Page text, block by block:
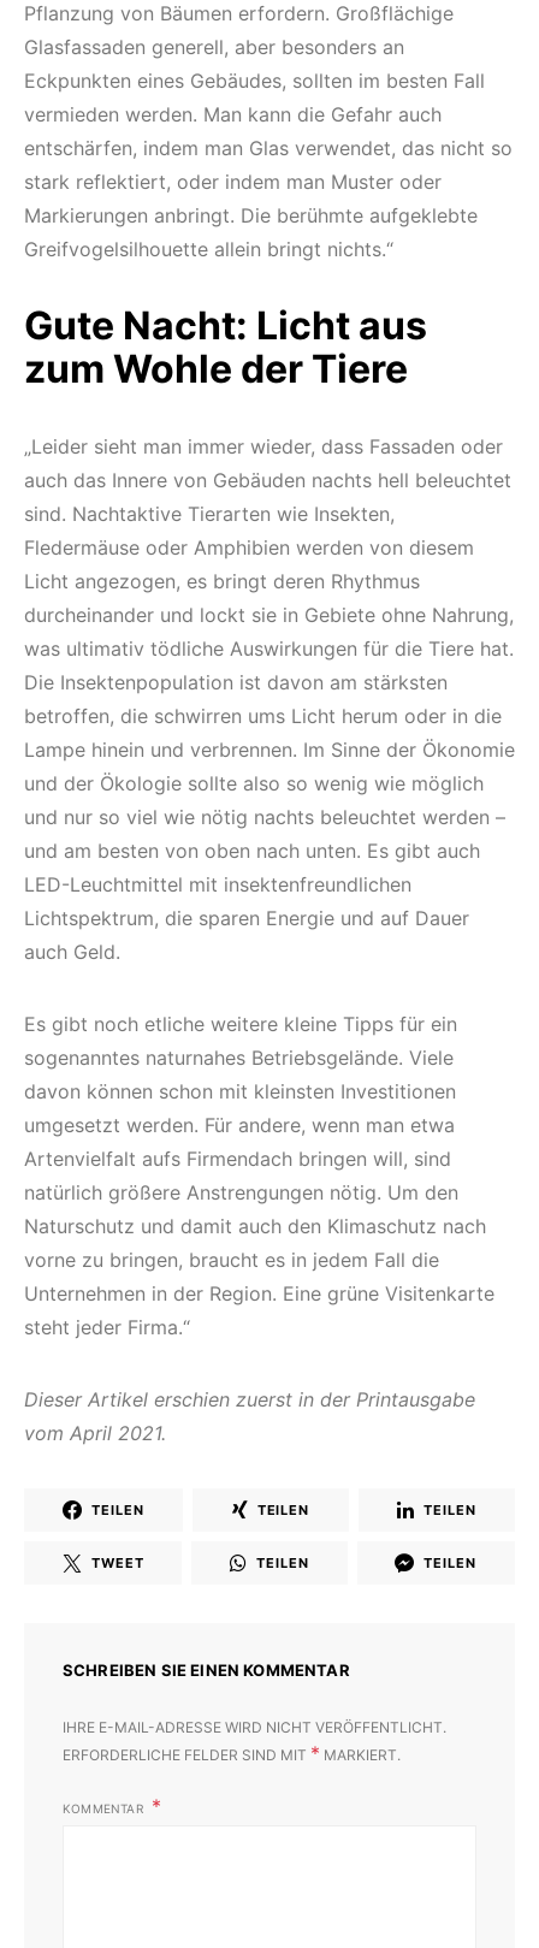
Pflanzung von Bäumen erfordern. Großflächige
Glasfassaden generell, aber besonders an
Eckpunkten eines Gebäudes, sollten im besten Fall
vermieden werden. Man kann die Gefahr auch
entschärfen, indem man Glas verwendet, das nicht so
stark reflektiert, oder indem man Muster oder
Markierungen anbringt. Die berühmte aufgeklebte
Greifvogelsilhouette allein bringt nichts.“
Gute Nacht: Licht aus
zum Wohle der Tiere
„Leider sieht man immer wieder, dass Fassaden oder
auch das Innere von Gebäuden nachts hell beleuchtet
sind. Nachtaktive Tierarten wie Insekten,
Fledermäuse oder Amphibien werden von diesem
Licht angezogen, es bringt deren Rhythmus
durcheinander und lockt sie in Gebiete ohne Nahrung,
was ultimativ tödliche Auswirkungen für die Tiere hat.
Die Insektenpopulation ist davon am stärksten
betroffen, die schwirren ums Licht herum oder in die
Lampe hinein und verbrennen. Im Sinne der Ökonomie
und der Ökologie sollte also so wenig wie möglich
und nur so viel wie nötig nachts beleuchtet werden –
und am besten von oben nach unten. Es gibt auch
LED-Leuchtmittel mit insektenfreundlichen
Lichtspektrum, die sparen Energie und auf Dauer
auch Geld.
Es gibt noch etliche weitere kleine Tipps für ein
sogenanntes naturnahes Betriebsgelände. Viele
davon können schon mit kleinsten Investitionen
umgesetzt werden. Für andere, wenn man etwa
Artenvielfalt aufs Firmendach bringen will, sind
natürlich größere Anstrengungen nötig. Um den
Naturschutz und damit auch den Klimaschutz nach
vorne zu bringen, braucht es in jedem Fall die
Unternehmen in der Region. Eine grüne Visitenkarte
steht jeder Firma.“
Dieser Artikel erschien zuerst in der Printausgabe
vom April 2021.
TEILEN TEILEN TEILEN
TWEET TEILEN TEILEN
SCHREIBEN SIE EINEN KOMMENTAR
IHRE E-MAIL-ADRESSE WIRD NICHT VERÖFFENTLICHT.
ERFORDERLICHE FELDER SIND MIT * MARKIERT.
KOMMENTAR